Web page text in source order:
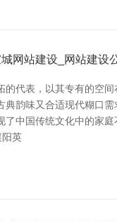
网站建设_网站建
的代表，以其专有的空
典韵味又合适现代糊口
了中国传统文化中的家
阳英